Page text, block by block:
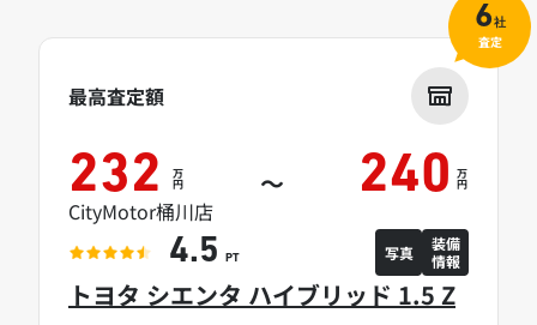
トヨタ シエンタ ハイブリッド 1.5 Z
最高査定額
232 万
円 ～ 240 万
円
CityMotor桶川店
4.5 PT 写真
装備
情報
6社
査定